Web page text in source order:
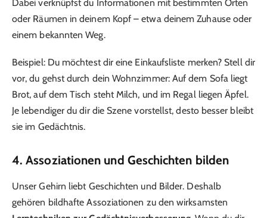
Dabei verknüpfst du Informationen mit bestimmten Orten
oder Räumen in deinem Kopf – etwa deinem Zuhause oder
einem bekannten Weg.
Beispiel: Du möchtest dir eine Einkaufsliste merken? Stell dir
vor, du gehst durch dein Wohnzimmer: Auf dem Sofa liegt
Brot, auf dem Tisch steht Milch, und im Regal liegen Äpfel.
Je lebendiger du dir die Szene vorstellst, desto besser bleibt
sie im Gedächtnis.
4. Assoziationen und Geschichten bilden
Unser Gehirn liebt Geschichten und Bilder. Deshalb
gehören bildhafte Assoziationen zu den wirksamsten